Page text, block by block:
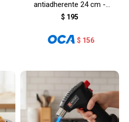
antiadherente 24 cm -
GRIS
$ 195
$ 156